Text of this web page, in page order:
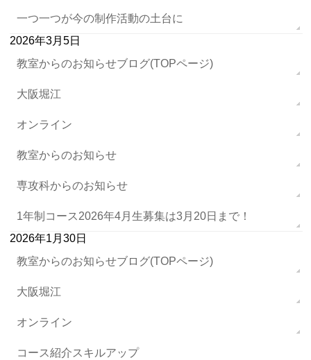
一つ一つが今の制作活動の土台に
2026年3月5日
教室からのお知らせブログ(TOPページ)
大阪堀江
オンライン
教室からのお知らせ
専攻科からのお知らせ
1年制コース2026年4月生募集は3月20日まで！
2026年1月30日
教室からのお知らせブログ(TOPページ)
大阪堀江
オンライン
コース紹介スキルアップ